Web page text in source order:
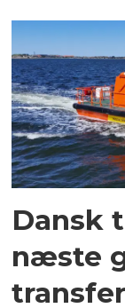
Dansk
næste